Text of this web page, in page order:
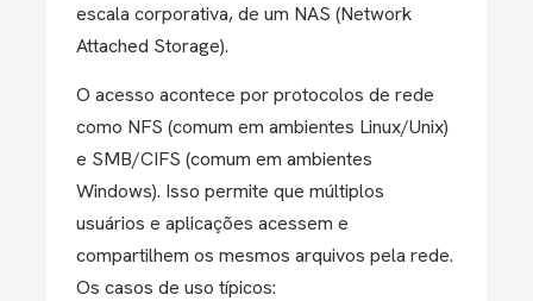
escala corporativa, de um NAS (Network
Attached Storage).
O acesso acontece por protocolos de rede
como NFS (comum em ambientes Linux/Unix)
e SMB/CIFS (comum em ambientes
Windows). Isso permite que múltiplos
usuários e aplicações acessem e
compartilhem os mesmos arquivos pela rede.
Os casos de uso típicos: